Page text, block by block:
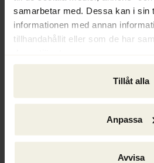
samarbetar med. Dessa kan i sin
informationen med annan
tillhandahållit eller som de har
Tillåt alla
Anpassa
Avvisa
verksamheten hade nämligen
för många intressenter.
Läs mer:
acquisition-of-northvolt-
its-first-lyten-industrial-hub-in-